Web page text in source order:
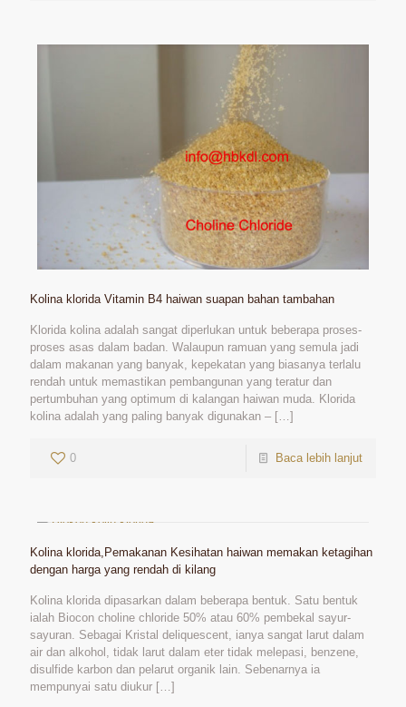
Kolina klorida Vitamin B4 haiwan suapan bahan tambahan
Klorida kolina adalah sangat diperlukan untuk beberapa proses-
proses asas dalam badan. Walaupun ramuan yang semula jadi
dalam makanan yang banyak, kepekatan yang biasanya terlalu
rendah untuk memastikan pembangunan yang teratur dan
pertumbuhan yang optimum di kalangan haiwan muda. Klorida
kolina adalah yang paling banyak digunakan – […]
0 Baca lebih lanjut
Kolina klorida,Pemakanan Kesihatan haiwan memakan ketagihan
dengan harga yang rendah di kilang
Kolina klorida dipasarkan dalam beberapa bentuk. Satu bentuk
ialah Biocon choline chloride 50% atau 60% pembekal sayur-
sayuran. Sebagai Kristal deliquescent, ianya sangat larut dalam
air dan alkohol, tidak larut dalam eter tidak melepasi, benzene,
disulfide karbon dan pelarut organik lain. Sebenarnya ia
mempunyai satu diukur […]